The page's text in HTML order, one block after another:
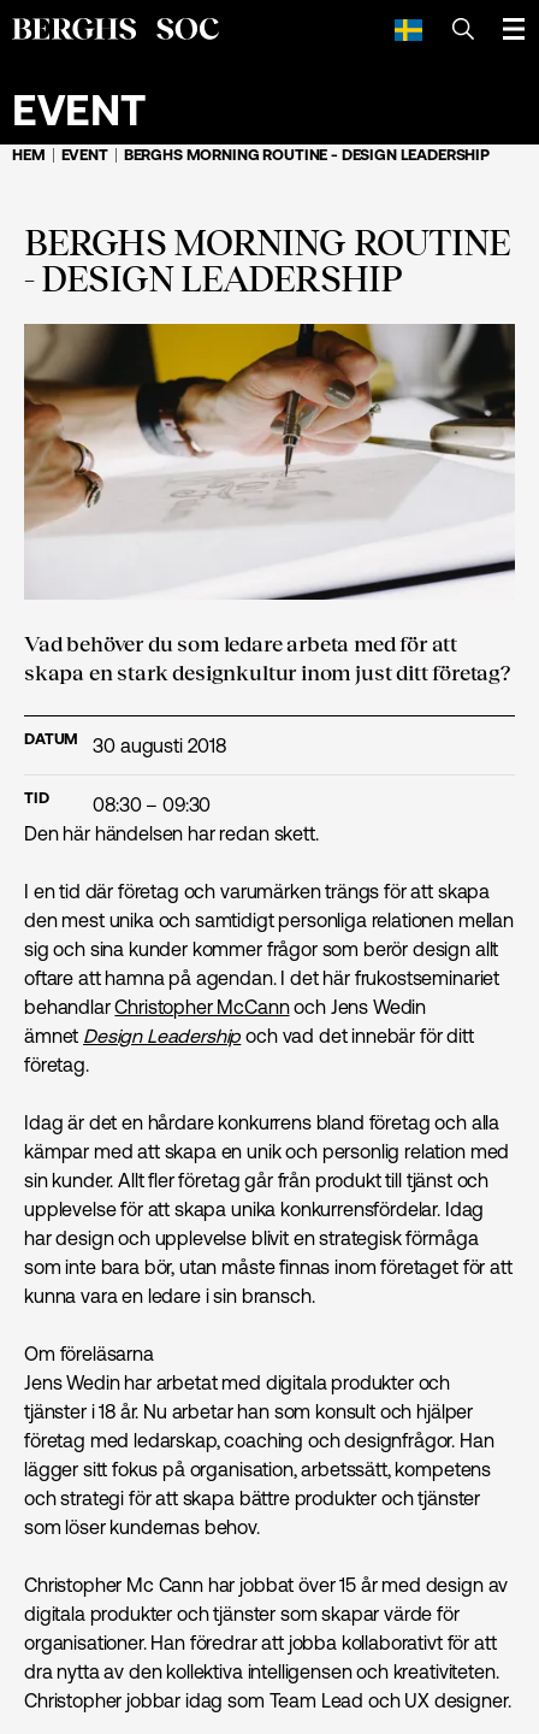
SÖK
EVENT
HEM EVENT BERGHS MORNING ROUTINE - DESIGN LEADERSHIP
BERGHS MORNING ROUTINE
- DESIGN LEADERSHIP
Vad behöver du som ledare arbeta med för att
skapa en stark designkultur inom just ditt företag?
DATUM 30 augusti 2018
TID
08:30 – 09:30
Den här händelsen har redan skett.
I en tid där företag och varumärken trängs för att skapa
den mest unika och samtidigt personliga relationen mellan
sig och sina kunder kommer frågor som berör design allt
oftare att hamna på agendan. I det här frukostseminariet
behandlarChristopher McCannoch Jens Wedin
ämnet Design Leadership och vad det innebär för ditt
företag.
Idag är det en hårdare konkurrens bland företag och alla
kämpar med att skapa en unik och personlig relation med
sin kunder. ​Allt f​ler företag går från produkt till tjänst och
upplevelse för att skapa unika konkurrensfördelar. Idag
har design och upplevelse blivit en strategisk förmåga
som ​inte bara bör, utan ​måste finnas inom företaget för att
kunna vara en ledare i sin bransch.
Om föreläsarna
Jens Wedin har arbetat med digitala produkter och
tjänster i 18 år. Nu arbetar han som konsult och hjälper
företag med ledarskap, coaching och designfrågor. Han
lägger sitt fokus på organisation, arbetssätt, kompetens
och strategi för att skapa bättre produkter och tjänster
som löser kundernas behov.
Christopher Mc Cann har jobbat över 15 år med design av
digitala produkter och tjänster som skapar värde för
organisationer. Han föredrar att jobba kollaborativt för att
dra nytta av den kollektiva intelligensen och kreativiteten.
Christopher jobbar idag som Team Lead och UX designer.